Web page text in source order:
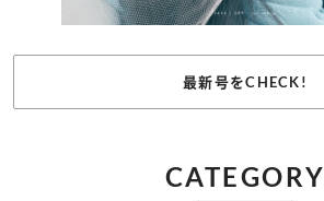
最新号をCHECK!
CATEGORY